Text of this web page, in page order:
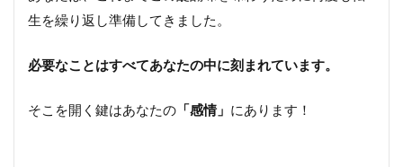
生を繰り返し準備してきました。
必要なことはすべてあなたの中に刻まれています。
そこを開く鍵はあなたの 「感情」 にあります！